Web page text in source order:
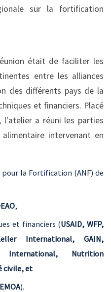
sur la fortification
était de faciliter les
entre les alliances
des différents pays de la
et financiers. Placé
l'atelier a réuni les parties
intervenant en
pour la Fortification (ANF) de
,
et financiers (USAID, WFP,
International, GAIN,
International, Nutrition
civile, et
).